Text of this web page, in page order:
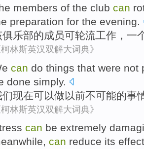
members of the club can
preparation for the evening.
俱乐部的成员可轮流工作 ， 一
柯林斯英汉双解大词典》
can do things that were not
done simply.
现在可以做 以前不可能的事
柯林斯英汉双解大词典》
can be extremely
, can reduce its